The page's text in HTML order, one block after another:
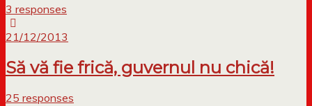
3 responses
21/12/2013
Să vă fie frică, guvernul nu chică!
25 responses